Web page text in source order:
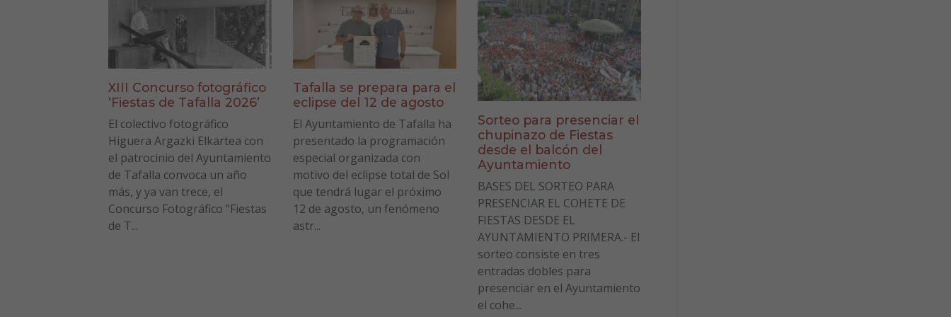
XIII Concurso fotográfico
‘Fiestas de Tafalla 2026’
El colectivo fotográfico
Higuera Argazki Elkartea con
el patrocinio del Ayuntamiento
de Tafalla convoca un año
más, y ya van trece, el
Concurso Fotográfico “Fiestas
de T...
Tafalla se prepara para el
eclipse del 12 de agosto
El Ayuntamiento de Tafalla ha
presentado la programación
especial organizada con
motivo del eclipse total de Sol
que tendrá lugar el próximo
12 de agosto, un fenómeno
astr...
Sorteo para presenciar el
chupinazo de Fiestas
desde el balcón del
Ayuntamiento
BASES DEL SORTEO PARA
PRESENCIAR EL COHETE DE
FIESTAS DESDE EL
AYUNTAMIENTO PRIMERA.- El
sorteo consiste en tres
entradas dobles para
presenciar en el Ayuntamiento
el cohe...